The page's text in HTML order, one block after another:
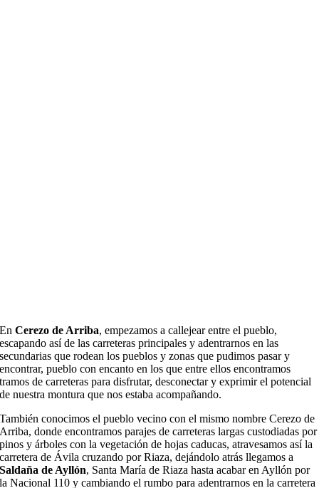
EnCerezo de Arriba, empezamos a callejear entre el pueblo,
escapando asíde las carreteras principales y adentrarnos en las
secundarias que rodeanlos pueblos y zonas que pudimos pasar y
encontrar, pueblo con encanto en los queentre ellos encontramos
tramos de carreteras para disfrutar, desconectary exprimir el potencial
de nuestra montura que nos estaba acompañando.
También conocimos el pueblo vecino con el mismo nombre Cerezo de
Arriba, donde encontramos parajes de carreteras largas custodiadas por
pinos yárboles con la vegetación de hojas caducas, atravesamos asíla
carretera de Ávila cruzando porRiaza, dejándolo atrás llegamos a
Saldaña de Ayllón, SantaMaría deRiaza hasta acabar en Ayllón por
la Nacional 110 y cambiando el rumbo para adentrarnos en la carretera